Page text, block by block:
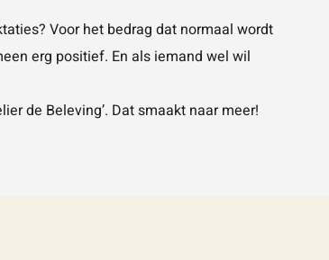
Voor het bedrag dat normaal wordt
erg positief. En als iemand wel wil
de Beleving’. Dat smaakt naar meer!